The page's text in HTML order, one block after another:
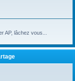
h
r
AP, lâchez vous...